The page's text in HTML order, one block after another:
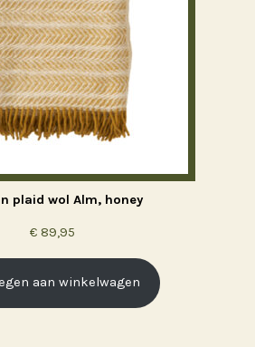
plaid wol Alm, honey
€89,95
aan winkelwagen